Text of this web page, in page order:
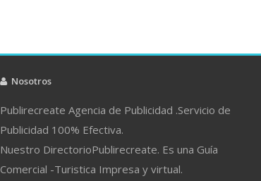
Nosotros
Publirecreate Agencia de Publicidad .Servicio de
Publicidad 100% Efectiva.
Nuestro DirectorioPublirecreate. Es una Guía
Comercial -Turistica Impresa y virtual.